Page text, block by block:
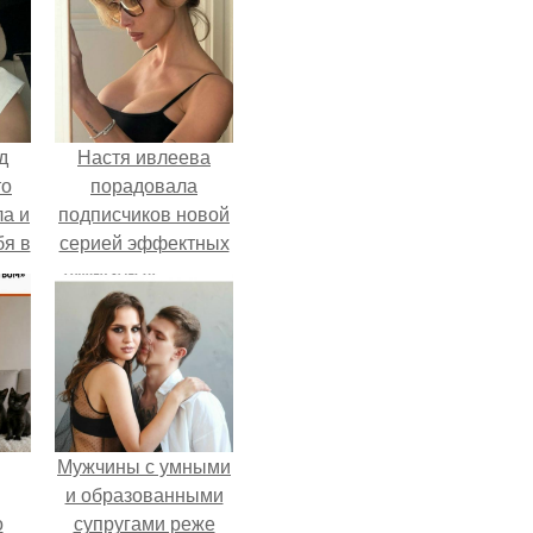
и
в
Настя ивлеева
порадовала
подписчиков новой
серией эффектных
снимков - и, как
обычно, вызвала
бурное обсуждение
в соцсетях.
Мужчины с умными
и образованными
супругами реже